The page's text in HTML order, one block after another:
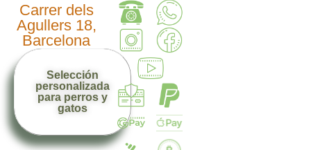
Carrer dels
Agullers 18,
Barcelona
Selección
personalizada
para perros y
gatos